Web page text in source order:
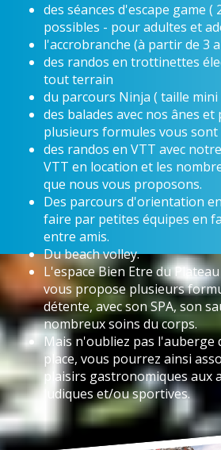
des séances d'escape game (
possibles - pour adultes et
l'accrobranche (à partir de 3
des randos en trottinettes
tout terrain
du parcours Ninja ( taille mini
des balades avec nos ânes et
plusieurs formules vous sont
des randos en VTT avec
VTT en location et les
que nous vous proposons.
Des parcours d'orientation
faire par petites équipes en
entre amis.
Du beach volley.
L'espace Bien Etre du
vous propose plusieurs
détente, avec son SPA, son
nombreux soins du corps.
Mais n'oubliez pas l'auberge
place, vous pourrez ainsi
plaisirs gastronomiques aux
ludiques et/ou sportives.